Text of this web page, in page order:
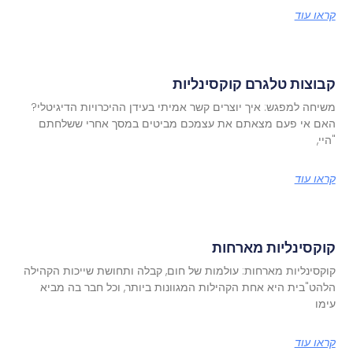
קראו עוד
קבוצות טלגרם קוקסינליות
משיחה למפגש: איך יוצרים קשר אמיתי בעידן ההיכרויות הדיגיטלי?
האם אי פעם מצאתם את עצמכם מביטים במסך אחרי ששלחתם
"היי,
קראו עוד
קוקסינליות מארחות
קוקסינליות מארחות: עולמות של חום, קבלה ותחושת שייכות הקהילה
הלהט"בית היא אחת הקהילות המגוונות ביותר, וכל חבר בה מביא
עימו
קראו עוד